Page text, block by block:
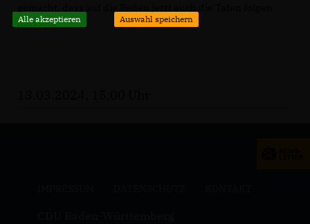
müssen.
Alle akzeptieren Auswahl speichern